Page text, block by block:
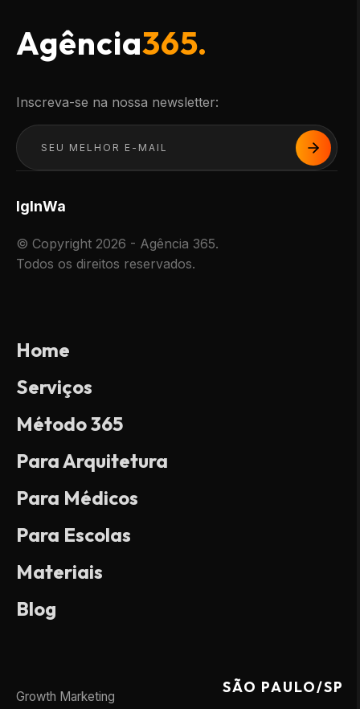
Agência365.
Inscreva-se na nossa newsletter:
IgInWa
© Copyright 2026 - Agência 365.
Todos os direitos reservados.
Home
Serviços
Método 365
Para Arquitetura
Para Médicos
Para Escolas
Materiais
Blog
Growth Marketing
SÃO PAULO/SP